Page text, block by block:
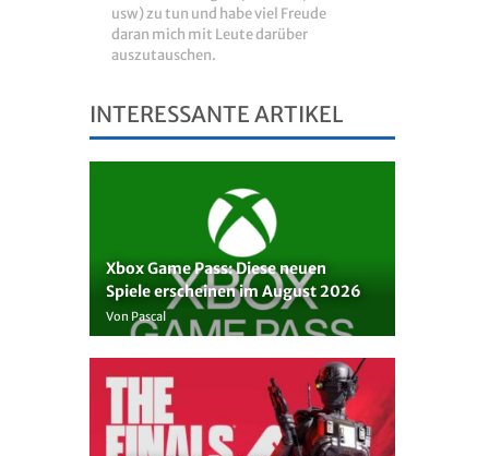
usw) zu tun und habe viel Freude
daran mich mit Leute darüber
auszutauschen.
INTERESSANTE ARTIKEL
Xbox Game Pass: Diese neuen
Spiele erscheinen im August 2026
Von Pascal